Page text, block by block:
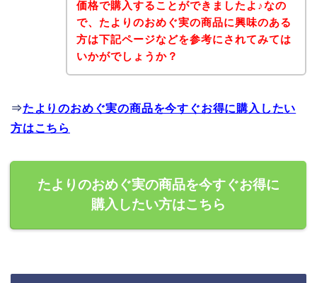
価格で購入することができましたよ♪なの
で、たよりのおめぐ実の商品に興味のある
方は下記ページなどを参考にされてみては
いかがでしょうか？
⇒たよりのおめぐ実の商品を今すぐお得に購入したい
方はこちら
たよりのおめぐ実の商品を今すぐお得に
購入したい方はこちら